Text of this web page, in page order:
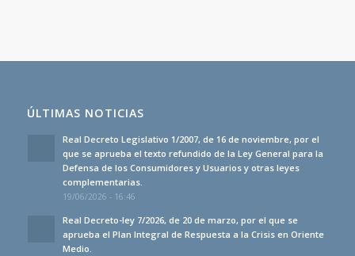
ÚLTIMAS NOTICIAS
Real Decreto Legislativo 1/2007, de 16 de noviembre, por el
que se aprueba el texto refundido de la Ley General para la
Defensa de los Consumidores y Usuarios y otras leyes
complementarias.
19/06/2026 - 16:46
Real Decreto-ley 7/2026, de 20 de marzo, por el que se
aprueba el Plan Integral de Respuesta a la Crisis en Oriente
Medio.